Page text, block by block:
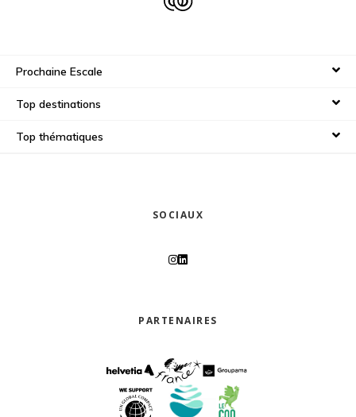
Prochaine Escale
Top destinations
Top thématiques
SOCIAUX
PARTENAIRES